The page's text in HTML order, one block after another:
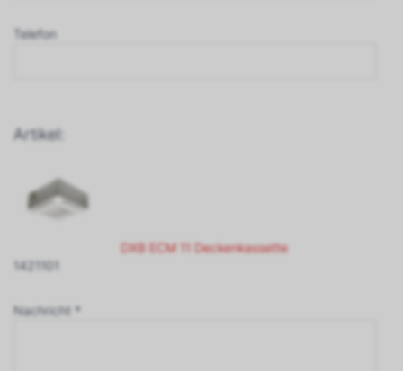
Telefon
Artikel:
DXB ECM 11 Deckenkassette
1421101
Nachricht *